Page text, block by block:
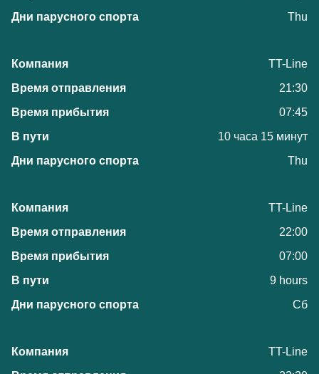
Thu
TT-Line
21:30
07:45
10 часа 15 минут
Thu
TT-Line
22:00
07:00
9 hours
Сб
TT-Line